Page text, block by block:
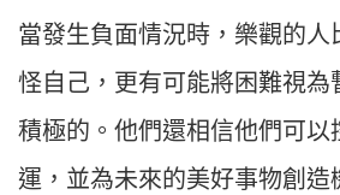
當發生負面情況時，樂觀的人
怪自己，更有可能將困難視為
積極的。他們還相信他們可以
運，並為未來的美好事物創造